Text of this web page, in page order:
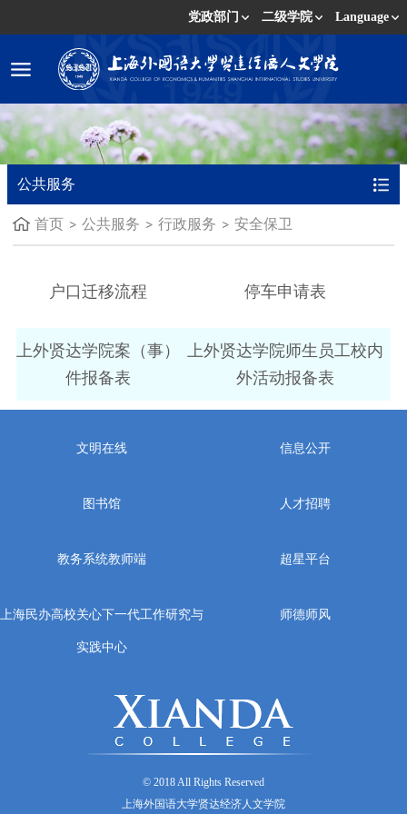
党政部门 二级学院 Language
公共服务
首页 公共服务 行政服务 安全保卫
户口迁移流程 停车申请表
上外贤达学院案（事）
件报备表
上外贤达学院师生员工校内
外活动报备表
文明在线 信息公开
图书馆 人才招聘
教务系统教师端 超星平台
上海民办高校关心下一代工作研究与
实践中心
师德师风
© 2018 All Rights Reserved
上海外国语大学贤达经济人文学院